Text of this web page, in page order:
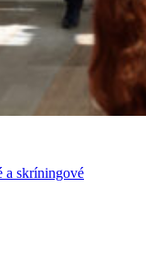
a skríningové